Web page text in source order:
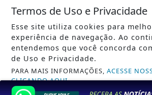
Termos de Uso e Privacidade
Esse site utiliza cookies para
experiência de navegação. Ao
entendemos que você concorda
de Uso e Privacidade.
PARA MAIS INFORMAÇÕES,ACESSE
CLICANDO AQUI